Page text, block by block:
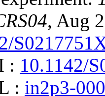
, Aug
: 10.1142/
: in2p3-